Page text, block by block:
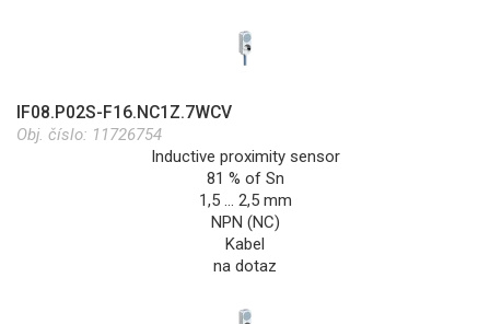
IF08.P02S-F16.NC1Z.7WCV
Obj. číslo: 11726754
Inductive proximity sensor
81 % of Sn
1,5 … 2,5 mm
NPN (NC)
Kabel
na dotaz